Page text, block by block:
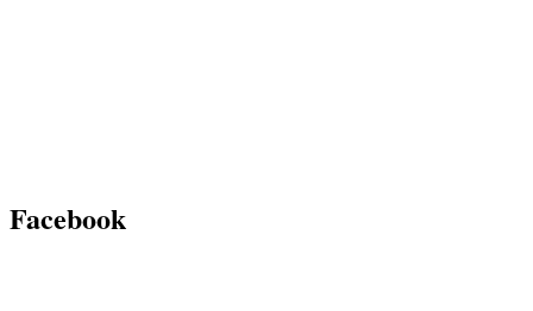
Facebook